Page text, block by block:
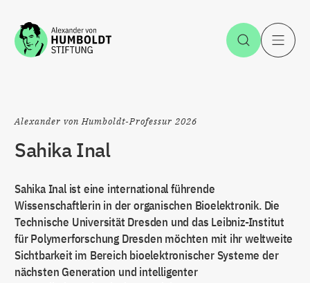
Zum Inhalt springen Suche
Alexander von Humboldt-Professur 2026
Sahika Inal
Sahika Inal ist eine international führende
Wissenschaftlerin in der organischen Bioelektronik. Die
Technische Universität Dresden und das Leibniz-Institut
für Polymerforschung Dresden möchten mit ihr weltweite
Sichtbarkeit im Bereich bioelektronischer Systeme der
nächsten Generation und intelligenter